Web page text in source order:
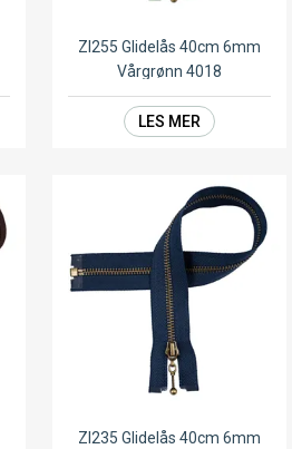
ZI255 Glidelås 40cm 6mm
Vårgrønn 4018
LES MER
ZI235 Glidelås 40cm 6mm